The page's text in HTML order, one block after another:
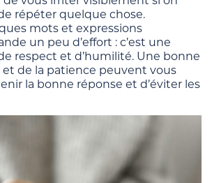
répéter quelque chose.
mots et expressions
un peu d’effort : c’est une
respect et d’humilité. Une bonne
de la patience peuvent vous
la bonne réponse et d’éviter les